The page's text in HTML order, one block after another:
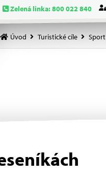
Zelená linka: 800 022 840
Úvod Turistické cíle Sport